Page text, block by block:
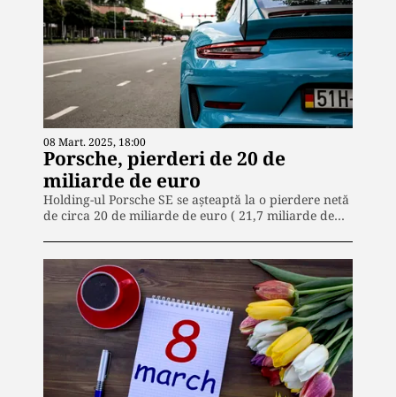
08 Mart. 2025, 18:00
Porsche, pierderi de 20 de
miliarde de euro
Holding-ul Porsche SE se așteaptă la o pierdere netă
de circa 20 de miliarde de euro ( 21,7 miliarde de…